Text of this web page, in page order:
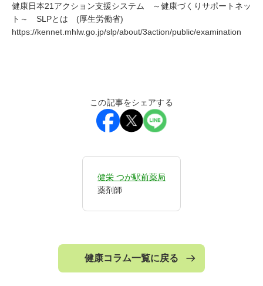
健康日本21アクション支援システム ～健康づくりサポートネッ
ト～ SLPとは (厚生労働省)
https://kennet.mhlw.go.jp/slp/about/3action/public/examination
この記事をシェアする
健栄 つが駅前薬局
薬剤師
健康コラム一覧に戻る